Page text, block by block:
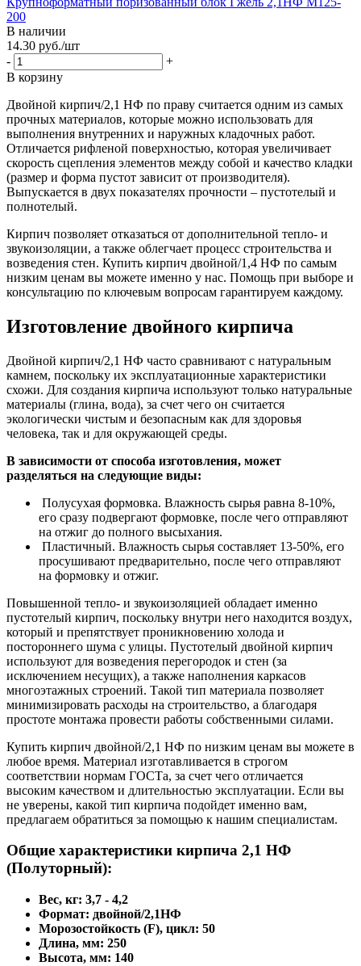
200
В наличии
14.30 руб./шт
-
+
В корзину
Двойной кирпич/2,1 НФ по праву считается одним из самых
прочных материалов, которые можно использовать для
выполнения внутренних и наружных кладочных работ.
Отличается рифленой поверхностью, которая увеличивает
скорость сцепления элементов между собой и качество кладки
(размер и форма пустот зависит от производителя).
Выпускается в двух показателях прочности – пустотелый и
полнотелый.
Кирпич позволяет отказаться от дополнительной тепло- и
звукоизоляции, а также облегчает процесс строительства и
возведения стен. Купить кирпич двойной/1,4 НФ по самым
низким ценам вы можете именно у нас. Помощь при выборе и
консультацию по ключевым вопросам гарантируем каждому.
Изготовление двойного кирпича
Двойной кирпич/2,1 НФ часто сравнивают с натуральным
камнем, поскольку их эксплуатационные характеристики
схожи. Для создания кирпича используют только натуральные
материалы (глина, вода), за счет чего он считается
экологически чистым и безопасным как для здоровья
человека, так и для окружающей среды.
В зависимости от способа изготовления, может
разделяться на следующие виды:
Полусухая формовка. Влажность сырья равна 8-10%,
его сразу подвергают формовке, после чего отправляют
на отжиг до полного высыхания.
Пластичный. Влажность сырья составляет 13-50%, его
просушивают предварительно, после чего отправляют
на формовку и отжиг.
Повышенной тепло- и звукоизоляцией обладает именно
пустотелый кирпич, поскольку внутри него находится воздух,
который и препятствует проникновению холода и
постороннего шума с улицы. Пустотелый двойной кирпич
используют для возведения перегородок и стен (за
исключением несущих), а также наполнения каркасов
многоэтажных строений. Такой тип материала позволяет
минимизировать расходы на строительство, а благодаря
простоте монтажа провести работы собственными силами.
Купить кирпич двойной/2,1 НФ по низким ценам вы можете в
любое время. Материал изготавливается в строгом
соответствии нормам ГОСТа, за счет чего отличается
высоким качеством и длительностью эксплуатации. Если вы
не уверены, какой тип кирпича подойдет именно вам,
предлагаем обратиться за помощью к нашим специалистам.
Общие характеристики кирпича 2,1 НФ
(Полуторный):
Вес, кг: 3,7 - 4,2
Формат: двойной/2,1НФ
Морозостойкость (F), цикл: 50
Длина, мм: 250
Высота, мм: 140